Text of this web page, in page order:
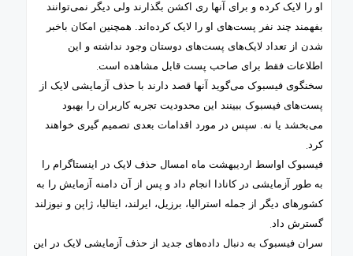
او را لایک کرده و برای آنها ری اکشن بگذارند ولی دیگر نمی‌توانند
بفهمند چند نفر پست‌های او را لایک کرده‌اند. همچنین امکان باخبر
شدن از تعداد لایک‌های پست‌های دوستان وجود نداشته و این
اطلاعات فقط برای صاحب پست قابل مشاهده است.
سخنگوی فیسبوک می‌گوید آنها قصد دارند با حذف آزمایشی لایک از
پست‌های فیسبوک ببینند این محدودیت تجربه کاربران را بهبود
می‌بخشد یا نه. سپس در مورد اقدامات بعدی تصمیم گیری خواهند
کرد.
فیسبوک اواسط اردیبهشت ماه امسال حذف لایک در اینستاگرام را
به طور آزمایشی در کانادا انجام داد و پس از آن دامنه آزمایش را به
کشورهای دیگر از جمله استرالیا، برزیل، ایرلند، ایتالیا، ژاپن و نیوزلند
گسترش داد.
سران فیسبوک به دنبال داده‌های جدید از حذف آزمایشی لایک در این